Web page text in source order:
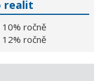
realit
10% ročně
12% ročně